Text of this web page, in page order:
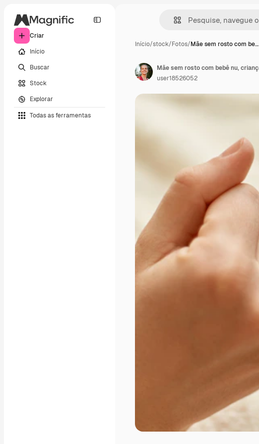
Criar
Início
Buscar
Stock
Explorar
Todas as ferramentas
Início/stock/Fotos/Mãe sem rosto com be…
user18526052